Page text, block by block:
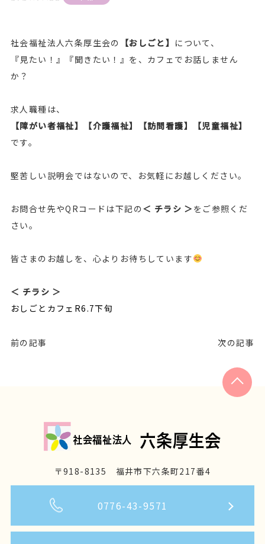
社会福祉法人六条厚生会の 【おしごと】 について、
『見たい！』『聞きたい！』を、カフェでお話しません
か？
求人職種は、
【障がい者福祉】【介護福祉】【訪問看護】【児童福祉】
です。
堅苦しい説明会ではないので、お気軽にお越しください。
お問合せ先やQRコードは下記の＜ チラシ ＞ をご参照くだ
さい。
皆さまのお越しを、心よりお待ちしています
＜ チラシ ＞
おしごとカフェR6.7下旬
前の記事 次の記事
〒918-8135 福井市下六条町217番4
0776-43-9571